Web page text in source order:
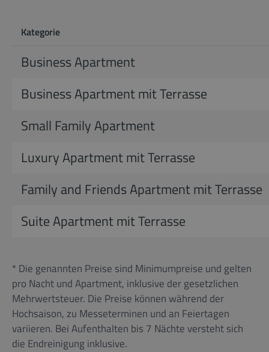
Kategorie
Business Apartment
Business Apartment mit Terrasse
Small Family Apartment
Luxury Apartment mit Terrasse
Family and Friends Apartment mit Terrasse
Suite Apartment mit Terrasse
* Die genannten Preise sind Minimumpreise und gelten
pro Nacht und Apartment, inklusive der gesetzlichen
Mehrwertsteuer. Die Preise können während der
Hochsaison, zu Messeterminen und an Feiertagen
variieren. Bei Aufenthalten bis 7 Nächte versteht sich
die Endreinigung inklusive.